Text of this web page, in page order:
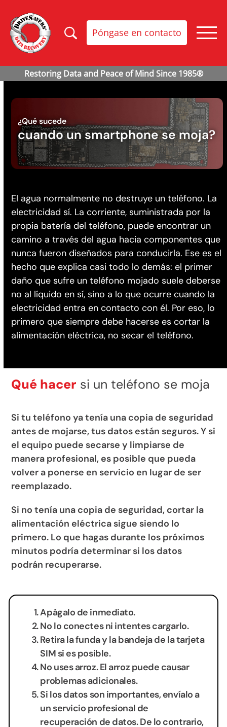
Póngase en contacto
¿Qué sucede
cuando un smartphone se moja?
El agua normalmente no destruye un teléfono. La
electricidad sí. La corriente, suministrada por la
propia batería del teléfono, puede encontrar un
camino a través del agua hacia componentes que
nunca fueron diseñados para conducirla. Ese es el
hecho que explica casi todo lo demás: el primer
daño que sufre un teléfono mojado suele deberse
no al líquido en sí, sino a lo que ocurre cuando la
electricidad entra en contacto con él. Por eso, lo
primero que siempre debe hacerse es cortar la
alimentación eléctrica, no secar el teléfono.
Qué hacer si un teléfono se moja
Si tu teléfono ya tenía una copia de seguridad
antes de mojarse, tus datos están seguros. Y si
el equipo puede secarse y limpiarse de
manera profesional, es posible que pueda
volver a ponerse en servicio en lugar de ser
reemplazado.
Si no tenía una copia de seguridad, cortar la
alimentación eléctrica sigue siendo lo
primero. Lo que hagas durante los próximos
minutos podría determinar si los datos
podrán recuperarse.
Apágalo de inmediato.
No lo conectes ni intentes cargarlo.
Retira la funda y la bandeja de la tarjeta
SIM si es posible.
No uses arroz. El arroz puede causar
problemas adicionales.
Si los datos son importantes, envíalo a
un servicio profesional de
recuperación de datos. De lo contrario,